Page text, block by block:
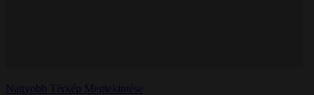
Nagyobb Térkép Megtekintése